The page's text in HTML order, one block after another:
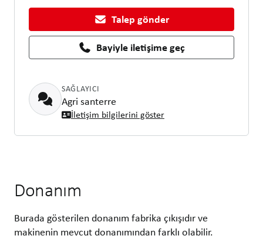
Talep gönder
Bayiyle iletişime geç
SAĞLAYICI
Agri santerre
İletişim bilgilerini göster
Donanım
Burada gösterilen donanım fabrika çıkışıdır ve
makinenin mevcut donanımından farklı olabilir.